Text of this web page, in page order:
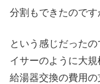
分割もできたのです
という感じだった
イサーのように大
給湯器交換の費用の